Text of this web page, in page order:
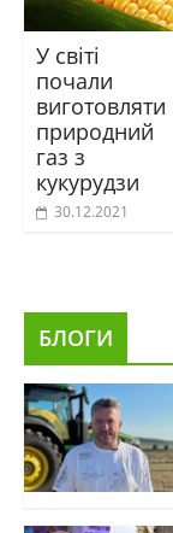
У світі
почали
виготовляти
природний
газ з
кукурудзи
30.12.2021
БЛОГИ